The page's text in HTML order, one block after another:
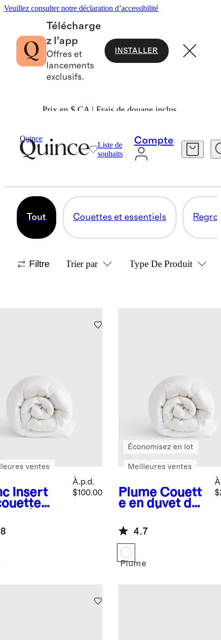
Veuillez consulter notre déclaration d’accessibilité
Télécharge
z l’app
Offres et
lancements
exclusifs.
INSTALLER
Prix en $ CA | Frais de douane inclus.
Quince
Liste de
souhaits
Compte
Maison Couettes Et Oreillers En Duvet
COUETTES ET ESSENTIELS
Tout Couettes et essentiels
Filtre Trier par Type De Produit
Insert
À.p.d.
$100.00
ventes
Plume Couett
e en duvet de
supérieure
Économisez en lot
Meilleures ventes
4.7
Plume